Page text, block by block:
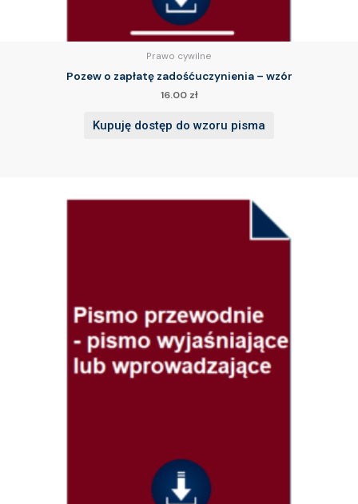
Prawo cywilne
Pozew o zapłatę zadośćuczynienia – wzór
16.00 zł
Kupuję dostęp do wzoru pisma